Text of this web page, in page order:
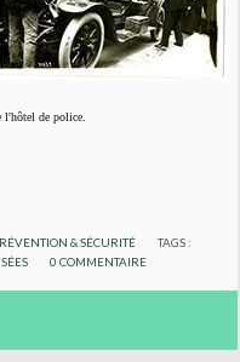
l'hôtel de police.
& SÉCURITÉ
TAGS :
0 COMMENTAIRE